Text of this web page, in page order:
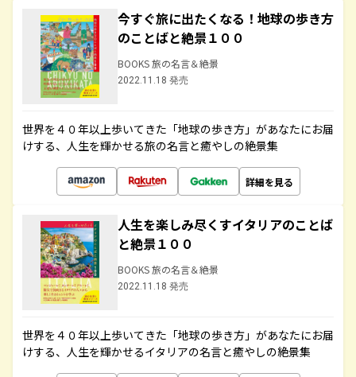
今すぐ旅に出たくなる！地球の歩き方
のことばと絶景１００
BOOKS 旅の名言＆絶景
2022.11.18 発売
世界を４０年以上歩いてきた「地球の歩き方」があなたにお届
けする、人生を輝かせる旅の名言と癒やしの絶景集
詳細を見る
人生を楽しみ尽くすイタリアのことば
と絶景１００
BOOKS 旅の名言＆絶景
2022.11.18 発売
世界を４０年以上歩いてきた「地球の歩き方」があなたにお届
けする、人生を輝かせるイタリアの名言と癒やしの絶景集